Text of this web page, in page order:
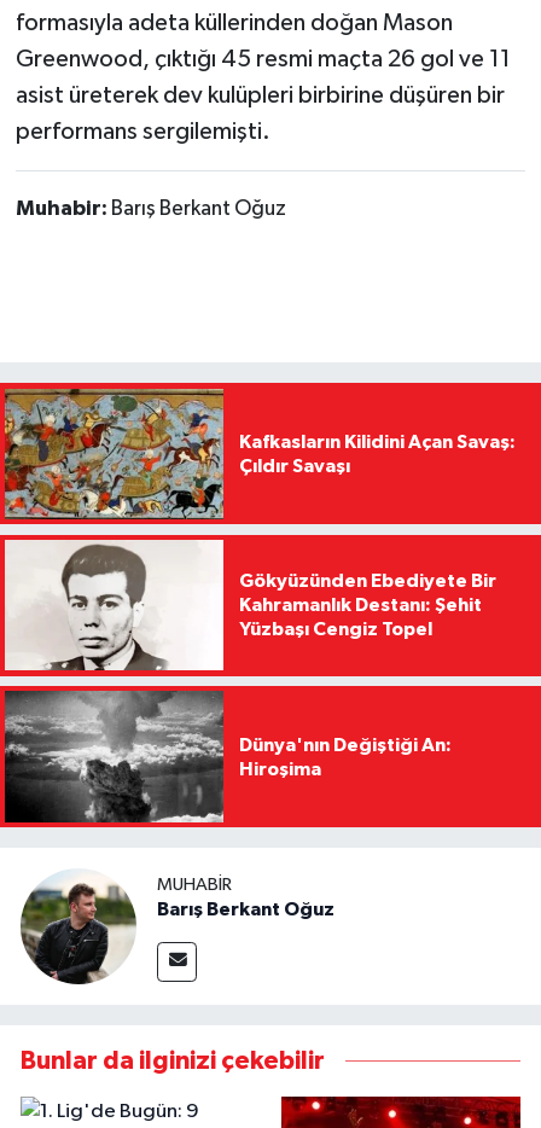
formasıyla adeta küllerinden doğan Mason
Greenwood, çıktığı 45 resmi maçta 26 gol ve 11
asist üreterek dev kulüpleri birbirine düşüren bir
performans sergilemişti.
Muhabir: Barış Berkant Oğuz
Kafkasların Kilidini Açan Savaş:
Çıldır Savaşı
Gökyüzünden Ebediyete Bir
Kahramanlık Destanı: Şehit
Yüzbaşı Cengiz Topel
Dünya'nın Değiştiği An:
Hiroşima
MUHABIR
Barış Berkant Oğuz
Bunlar da ilginizi çekebilir